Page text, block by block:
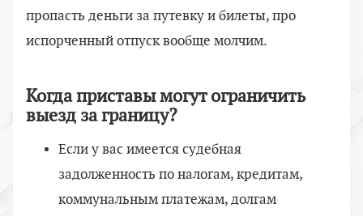
пропасть деньги за путевку и билеты, про
испорченный отпуск вообще молчим.
Когда приставы могут ограничить
выезд за границу?
Если у вас имеется судебная
задолженность по налогам, кредитам,
коммунальным платежам, долгам